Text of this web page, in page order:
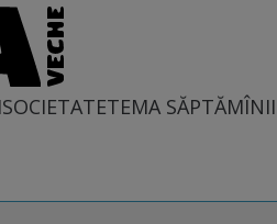
SOCIETATETEMA SĂPTĂMÎNII